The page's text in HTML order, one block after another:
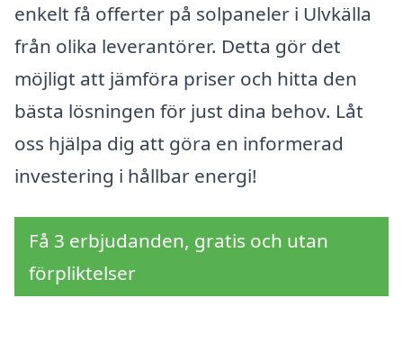
enkelt få offerter på solpaneler i Ulvkälla
från olika leverantörer. Detta gör det
möjligt att jämföra priser och hitta den
bästa lösningen för just dina behov. Låt
oss hjälpa dig att göra en informerad
investering i hållbar energi!
Få 3 erbjudanden, gratis och utan
förpliktelser